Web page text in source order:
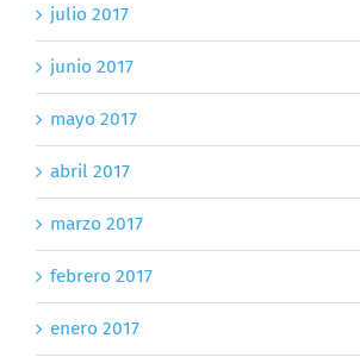
julio 2017
junio 2017
mayo 2017
abril 2017
marzo 2017
febrero 2017
enero 2017